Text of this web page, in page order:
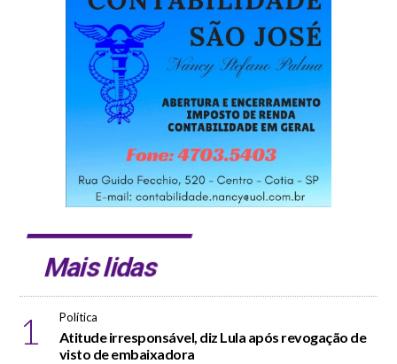
Mais lidas
1 Política
Atitude irresponsável, diz Lula após revogação de
visto de embaixadora